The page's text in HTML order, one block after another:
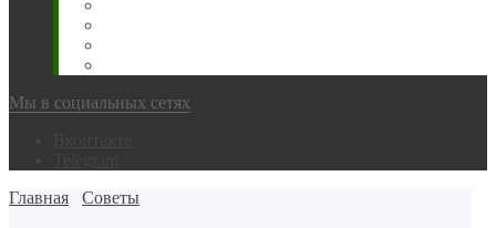
Мы в социальных сетях
Главная
Советы